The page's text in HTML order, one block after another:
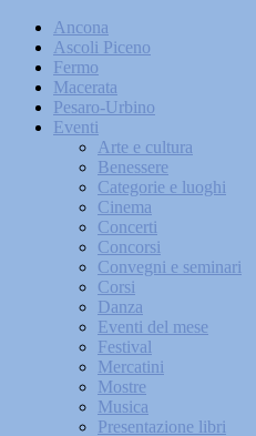
Ancona
Ascoli Piceno
Fermo
Macerata
Pesaro-Urbino
Eventi
Arte e cultura
Benessere
Categorie e luoghi
Cinema
Concerti
Concorsi
Convegni e seminari
Corsi
Danza
Eventi del mese
Festival
Mercatini
Mostre
Musica
Presentazione libri